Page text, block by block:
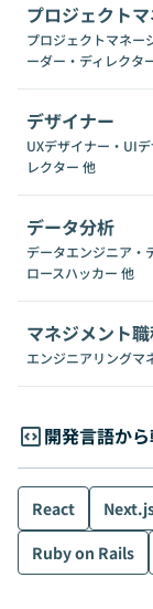
プロジェクト
プロジェクトマネー
ーダー・ディレクタ
デザイナー
UXデザイナー・UI
レクター 他
データ分析
データエンジニア・
ロースハッカー 他
マネジメント
エンジニアリングマ
開発言語か
React
Ruby on Rails